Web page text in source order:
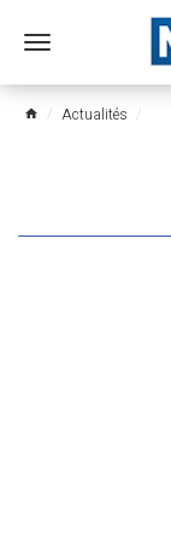
Ouvrir
menu
home Actualités